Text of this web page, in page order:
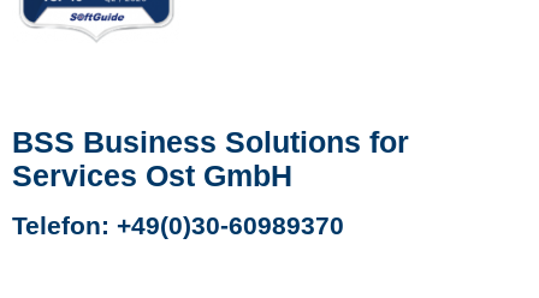
BSS Business Solutions for
Services Ost GmbH
Telefon: +49(0)30-60989370